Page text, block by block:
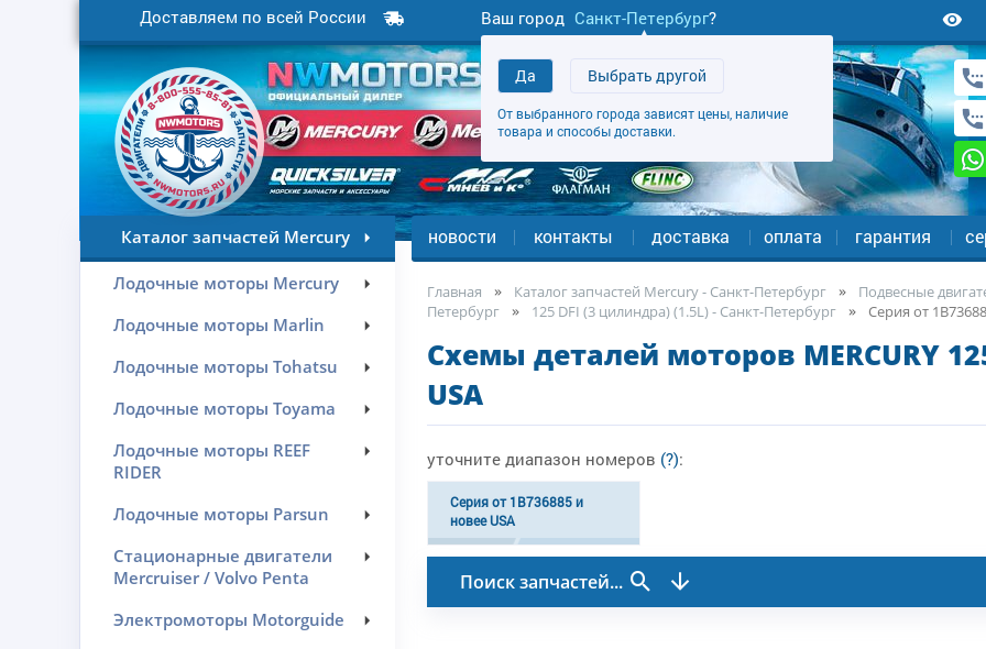
Доставляем по всей России Ваш город Санкт-Петербург?
Да Выбрать другой
От выбранного города зависят цены, наличие
товара и способы доставки.
Каталог запчастей Mercury
Лодочные моторы Mercury
Лодочные моторы Marlin
Лодочные моторы Tohatsu
Лодочные моторы Toyama
Лодочные моторы REEF
RIDER
Лодочные моторы Parsun
Стационарные двигатели
Mercruiser / Volvo Penta
Электромоторы Motorguide
новости контакты доставка оплата гарантия
Главная Каталог запчастей Mercury - Санкт-Петербург
Подвесные
Петербург
125 DFI (3 цилиндра) (1.5L) - Санкт-Петербург Серия от
Схемы деталей моторов MERCURY
USA
уточните диапазон номеров (?):
Серия от 1B736885 и
новее USA
Поиск запчастей...